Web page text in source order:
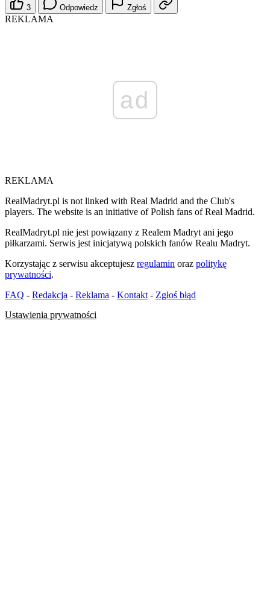
3 Odpowiedz Zgłoś
REKLAMA
ad
REKLAMA
RealMadryt.pl is not linked with Real Madrid and the Club's
players. The website is an initiative of Polish fans of Real Madrid.
RealMadryt.pl nie jest powiązany z Realem Madryt ani jego
piłkarzami. Serwis jest inicjatywą polskich fanów Realu Madryt.
Korzystając z serwisu akceptujesz regulamin oraz politykę
prywatności.
FAQ - Redakcja - Reklama - Kontakt - Zgłoś błąd
Ustawienia prywatności